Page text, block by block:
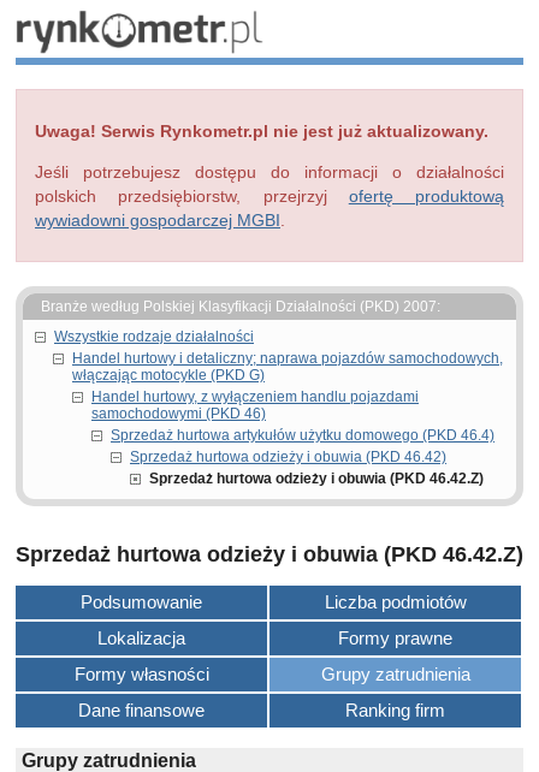
Uwaga! Serwis Rynkometr.pl nie jest już aktualizowany.
Jeśli potrzebujesz dostępu do informacji o działalności
polskich przedsiębiorstw, przejrzyj ofertę produktową
wywiadowni gospodarczej MGBI
Branże według Polskiej Klasyfikacji Działalności (PKD) 2007:
Wszystkie rodzaje działalności
Handel hurtowy i detaliczny; naprawa pojazdów samochodowych,
włączając motocykle (PKD G)
Handel hurtowy, z wyłączeniem handlu pojazdami
samochodowymi (PKD 46)
Sprzedaż hurtowa artykułów użytku domowego (PKD 46.4)
Sprzedaż hurtowa odzieży i obuwia (PKD 46.42)
Sprzedaż hurtowa odzieży i obuwia (PKD 46.42.Z)
Sprzedaż hurtowa odzieży i obuwia (PKD 46.42.Z)
Podsumowanie
Liczba podmiotów
Lokalizacja
Formy prawne
Formy własności
Grupy zatrudnienia
Dane finansowe
Ranking firm
Grupy zatrudnienia